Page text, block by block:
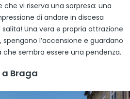
vi riserva una sorpresa: una
di andare in discesa
Una vera e propria attrazione
l’accensione e guardano
che sembra essere una pendenza.
Braga